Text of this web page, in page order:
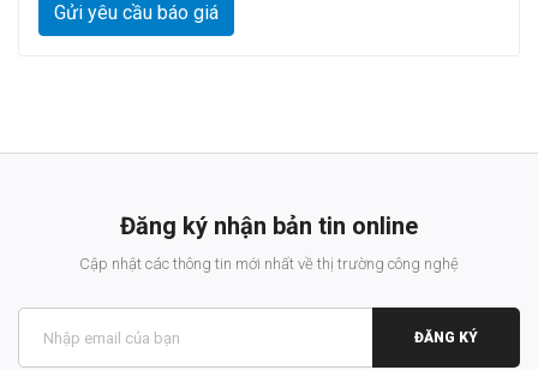
Gửi yêu cầu báo giá
Đăng ký nhận bản tin online
Cập nhật các thông tin mới nhất về thị trường công nghệ
ĐĂNG KÝ